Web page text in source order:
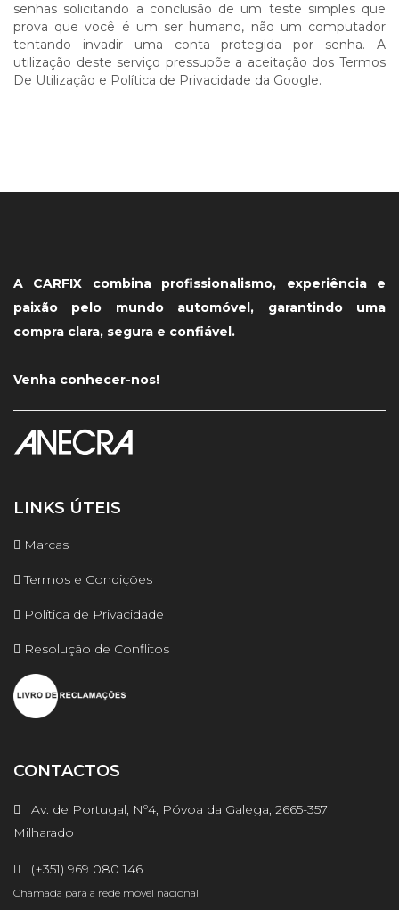
senhas solicitando a conclusão de um teste simples que
prova que você é um ser humano, não um computador
tentando invadir uma conta protegida por senha. A
utilização deste serviço pressupõe a aceitação dos Termos
De Utilização e Política de Privacidade da Google.
A CARFIX combina profissionalismo, experiência e
paixão pelo mundo automóvel, garantindo uma
compra clara, segura e confiável.
Venha conhecer-nos!
LINKS ÚTEIS
Marcas
Termos e Condições
Política de Privacidade
Resolução de Conflitos
CONTACTOS
Av. de Portugal, Nº4, Póvoa da Galega, 2665-357
Milharado
(+351) 969 080 146
Chamada para a rede móvel nacional